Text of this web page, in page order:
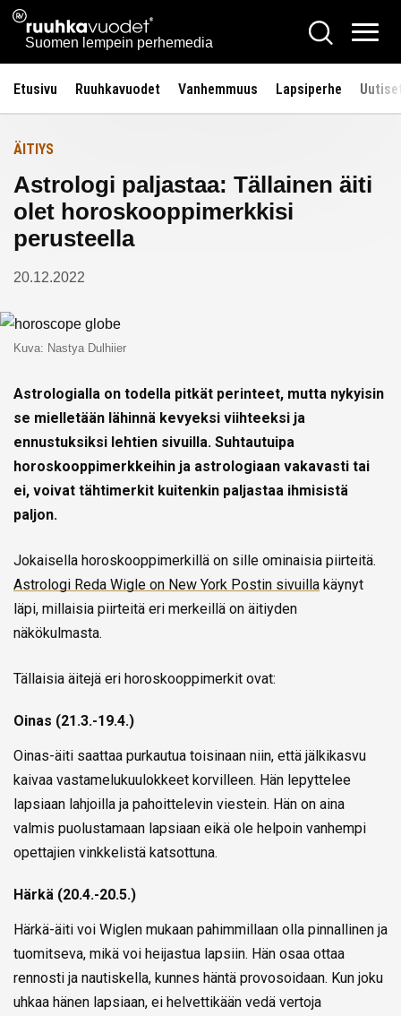
Siirry
sisältöön
Ruuhkavuodet.fi
Suomen lempein perhemedia
Hae
Etusivu Ruuhkavuodet Vanhemmuus Lapsiperhe
Etusivulle
ÄITIYS
Astrologi paljastaa: Tällainen äiti
olet horoskooppimerkkisi
perusteella
20.12.2022
Kuva: Nastya Dulhiier
Astrologialla on todella pitkät perinteet, mutta nykyisin
se mielletään lähinnä kevyeksi viihteeksi ja
ennustuksiksi lehtien sivuilla. Suhtautuipa
horoskooppimerkkeihin ja astrologiaan vakavasti tai
ei, voivat tähtimerkit kuitenkin paljastaa ihmisistä
paljon.
Jokaisella horoskooppimerkillä on sille ominaisia piirteitä.
Astrologi Reda Wigle on New York Postin sivuilla käynyt
läpi, millaisia piirteitä eri merkeillä on äitiyden
näkökulmasta.
Tällaisia äitejä eri horoskooppimerkit ovat:
Oinas (21.3.-19.4.)
Oinas-äiti saattaa purkautua toisinaan niin, että jälkikasvu
kaivaa vastamelukuulokkeet korvilleen. Hän lepyttelee
lapsiaan lahjoilla ja pahoittelevin viestein. Hän on aina
valmis puolustamaan lapsiaan eikä ole helpoin vanhempi
opettajien vinkkelistä katsottuna.
Härkä (20.4.-20.5.)
Härkä-äiti voi Wiglen mukaan pahimmillaan olla pinnallinen ja
tuomitseva, mikä voi heijastua lapsiin. Hän osaa ottaa
rennosti ja nautiskella, kunnes häntä provosoidaan. Kun joku
uhkaa hänen lapsiaan, ei helvettikään vedä vertoja